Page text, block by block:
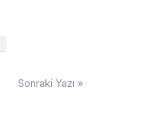
Sonraki Yazı »